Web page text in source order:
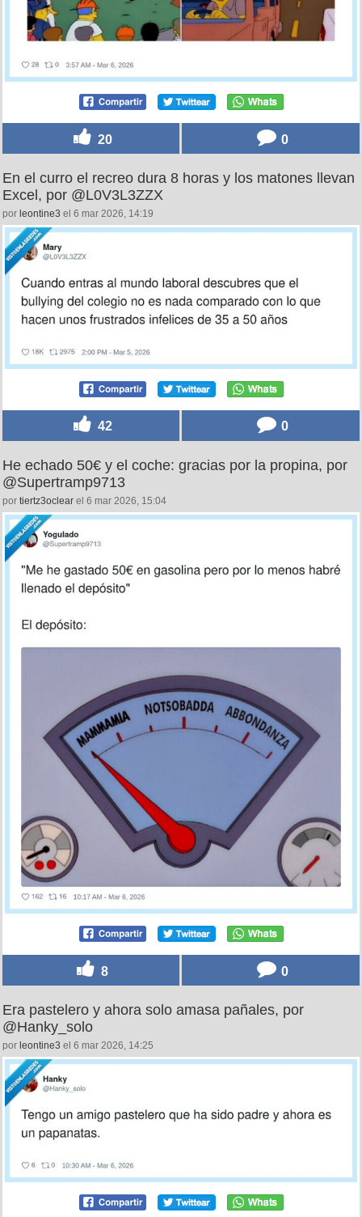
20 0
En el curro el recreo dura 8 horas y los matones llevan
Excel, por @L0V3L3ZZX
por leontine3 el 6 mar 2026, 14:19
42 0
He echado 50€ y el coche: gracias por la propina, por
@Supertramp9713
por tiertz3oclear el 6 mar 2026, 15:04
8 0
Era pastelero y ahora solo amasa pañales, por
@Hanky_solo
por leontine3 el 6 mar 2026, 14:25